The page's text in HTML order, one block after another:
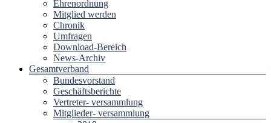
Ehrenordnung
Mitglied werden
Chronik
Umfragen
Download-Bereich
News-Archiv
Gesamtverband
Bundesvorstand
Geschäftsberichte
Vertreter- versammlung
Mitglieder- versammlung